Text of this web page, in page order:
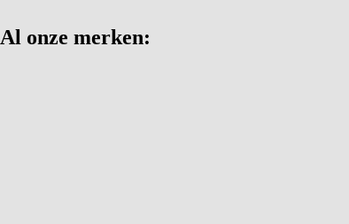
Al onze merken: